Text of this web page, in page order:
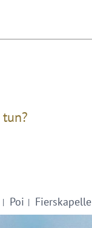
Poi Fierskapelle